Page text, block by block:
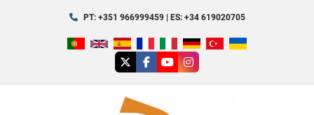
PT: +351 966999459 | ES: +34 619020705
twitterfacebook
youtubeinstagram